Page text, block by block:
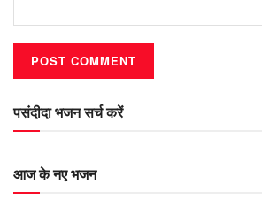
पसंदीदा भजन सर्च करें
आज के नए भजन